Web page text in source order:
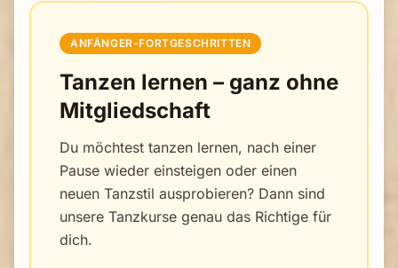
ANFÄNGER-FORTGESCHRITTEN
Tanzen lernen – ganz ohne
Mitgliedschaft
Du möchtest tanzen lernen, nach einer
Pause wieder einsteigen oder einen
neuen Tanzstil ausprobieren? Dann sind
unsere Tanzkurse genau das Richtige für
dich.